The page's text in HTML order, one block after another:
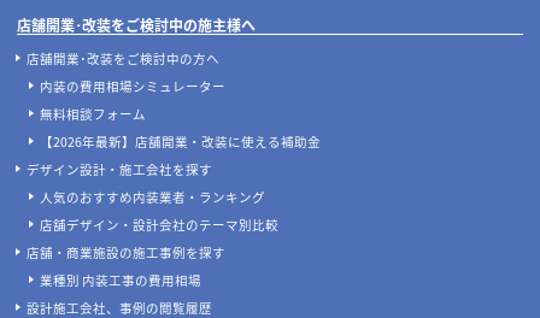
店舗開業･改装をご検討中の施主様へ
店舗開業･改装をご検討中の方へ
内装の費用相場シミュレーター
無料相談フォーム
【2026年最新】店舗開業・改装に使える補助金
デザイン設計・施工会社を探す
人気のおすすめ内装業者・ランキング
店舗デザイン・設計会社のテーマ別比較
店舗・商業施設の施工事例を探す
業種別 内装工事の費用相場
設計施工会社、事例の閲覧履歴